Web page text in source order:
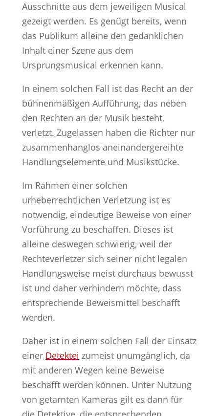
Ausschnitte aus dem jeweiligen Musical
gezeigt werden. Es genügt bereits, wenn
das Publikum alleine den gedanklichen
Inhalt einer Szene aus dem
Ursprungsmusical erkennen kann.
In einem solchen Fall ist das Recht an der
bühnenmäßigen Aufführung, das neben
den Rechten an der Musik besteht,
verletzt. Zugelassen haben die Richter nur
zusammenhanglos aneinandergereihte
Handlungselemente und Musikstücke.
Im Rahmen einer solchen
urheberrechtlichen Verletzung ist es
notwendig, eindeutige Beweise von einer
Vorführung zu beschaffen. Dieses ist
alleine deswegen schwierig, weil der
Rechteverletzer sich seiner nicht legalen
Handlungsweise meist durchaus bewusst
ist und daher verhindern möchte, dass
entsprechende Beweismittel beschafft
werden.
Daher ist in einem solchen Fall der Einsatz
einer Detektei zumeist unumgänglich, da
mit anderen Wegen keine Beweise
beschafft werden können. Unter Nutzung
von getarnten Kameras gilt es dann für